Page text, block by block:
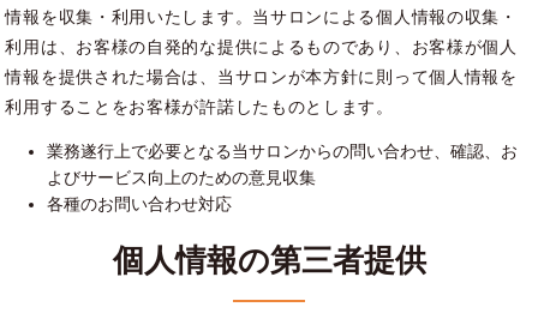
情報を収集・利用いたします。当サロンによる個人情報の収集・
利用は、お客様の自発的な提供によるものであり、お客様が個人
情報を提供された場合は、当サロンが本方針に則って個人情報を
利用することをお客様が許諾したものとします。
業務遂行上で必要となる当サロンからの問い合わせ、確認、お
よびサービス向上のための意見収集
各種のお問い合わせ対応
個人情報の第三者提供